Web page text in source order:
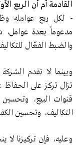
القادمة أم أن الربع
- لكل ربع عوامله
مدعوماً بعدة عوامل،
والضبط الفعّال
وبينما لا تقدم
تزال تركز على
قنوات البيع، وتحسين
التكاليف، وتحسين
وعليه، فإن تركيزنا لا